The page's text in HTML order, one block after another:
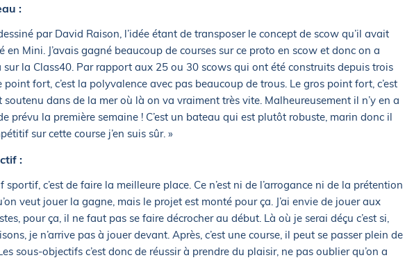
:
par David Raison, l’idée étant de transposer le concept de scow qu’il avait
en Mini. J’avais gagné beaucoup de courses sur ce proto en scow et donc on a
sur la Class40. Par rapport aux 25 ou 30 scows qui ont été construits depuis trois
point fort, c’est la polyvalence avec pas beaucoup de trous. Le gros point fort, c’est
soutenu dans de la mer où là on va vraiment très vite. Malheureusement il n’y en a
prévu la première semaine ! C’est un bateau qui est plutôt robuste, marin donc il
sur cette course j’en suis sûr. »
:
sportif, c’est de faire la meilleure place. Ce n’est ni de l’arrogance ni de la prétention
veut jouer la gagne, mais le projet est monté pour ça. J’ai envie de jouer aux
pour ça, il ne faut pas se faire décrocher au début. Là où je serai déçu c’est si,
je n’arrive pas à jouer devant. Après, c’est une course, il peut se passer plein de
sous-objectifs c’est donc de réussir à prendre du plaisir, ne pas oublier qu’on a